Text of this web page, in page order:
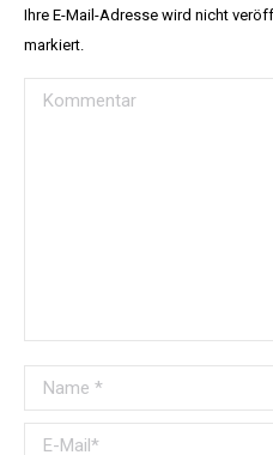
Ihre E-Mail-Adresse wird nicht
markiert.
Kommentar
Name *
E-Mail *